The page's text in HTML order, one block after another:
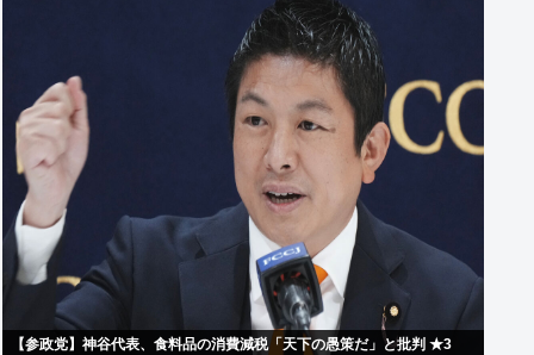
【参政党】神谷代表、食料品の消費減税「天下の愚策だ」と批判 ★3